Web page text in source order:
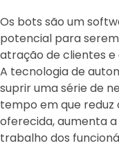
Os bots são um
potencial para
atração de clientes
A tecnologia de
suprir uma série de
tempo em que reduz
oferecida, aumenta
trabalho dos